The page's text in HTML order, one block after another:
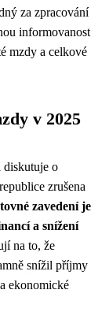
za zpracování
informovanost
mzdy a celkové
v 2025
diskutuje o
zrušena
zavedení je
a snížení
na to, že
snížil příjmy
ekonomické